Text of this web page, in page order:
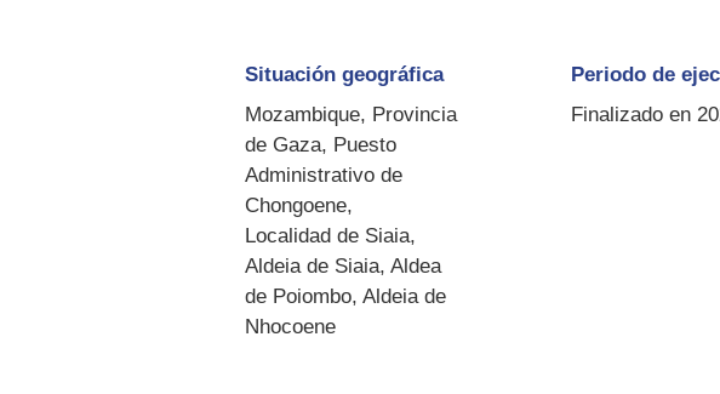
Situación geográfica
Mozambique, Provincia
de Gaza, Puesto
Administrativo de
Chongoene,
Localidad de Siaia,
Aldeia de Siaia, Aldea
de Poiombo, Aldeia de
Nhocoene
Periodo de
Finalizado en